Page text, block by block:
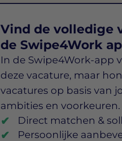
Vind de volledige
de Swipe4Work
In de Swipe4Work-app
deze vacature, maar
vacatures op basis van
ambities en voorkeuren.
Direct matchen &
Persoonlijke